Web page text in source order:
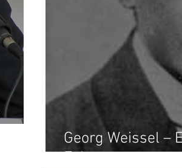
Georg Weissel –
Februars.